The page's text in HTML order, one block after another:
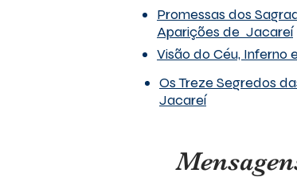
Promessas dos
Aparições de Jacareí
Visão do Céu, Inferno
Os Treze Segredos
Jacareí